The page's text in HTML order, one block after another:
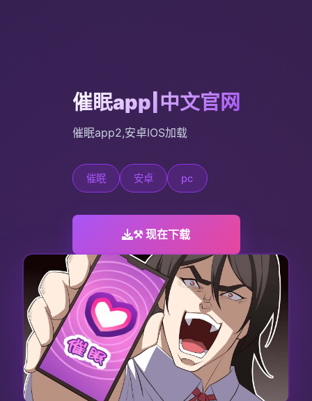
催眠app|中文官网
催眠app2,安卓IOS加载
催眠 安卓 pc
⚒️ 现在下载